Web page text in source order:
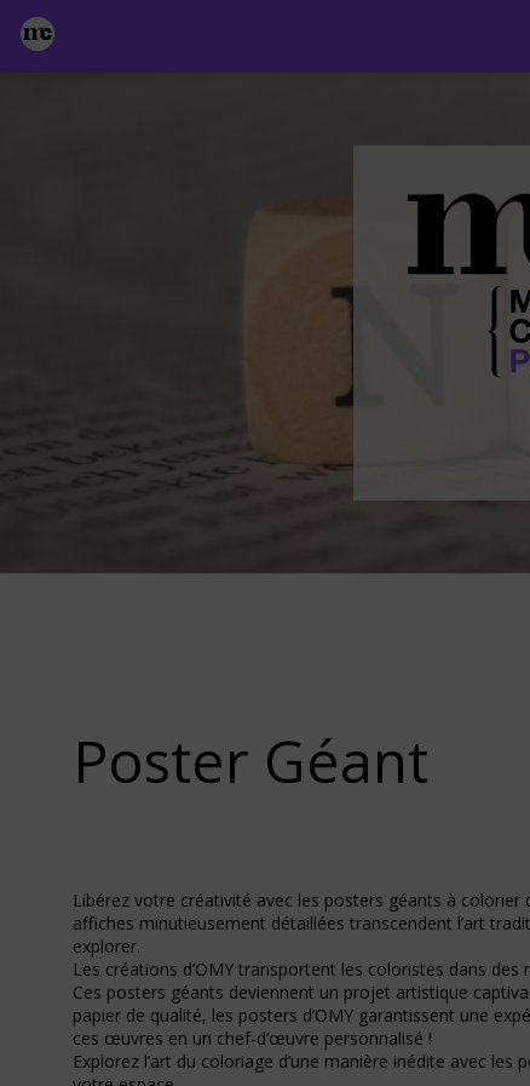
Poster Géant
Libérez votre créativité avec les posters géants à colorier
affiches minutieusement détaillées transcendent l’art
explorer.
Les créations d’OMY transportent les coloristes dans
Ces posters géants deviennent un projet artistique
papier de qualité, les posters d’OMY garantissent une
ces œuvres en un chef-d’œuvre personnalisé !
Explorez l’art du coloriage d’une manière inédite avec